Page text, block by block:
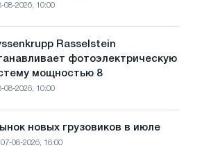
08-2026, 10:00
Rasselstein
фотоэлектрическую
мощностью 8
08-2026, 10:00
новых грузовиков в июле
07-08-2026, 16:00